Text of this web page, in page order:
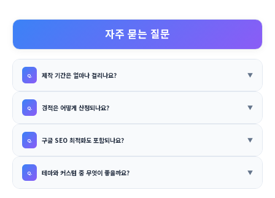
자주 묻는 질문
제작 기간은 얼마나 걸리나요?
견적은 어떻게 산정되나요?
구글 SEO 최적화도 포함되나요?
테마와 커스텀 중 무엇이 좋을까요?